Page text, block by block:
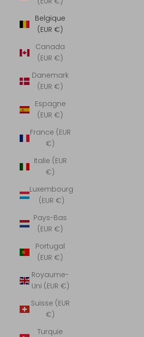
Belgique
(EUR €)
Canada
(EUR €)
Danemark
(EUR €)
Espagne
(EUR €)
France (EUR
€)
Italie (EUR
€)
Luxembourg
(EUR €)
Pays-Bas
(EUR €)
Portugal
(EUR €)
Royaume-
Uni (EUR €)
Suisse (EUR
€)
Turquie